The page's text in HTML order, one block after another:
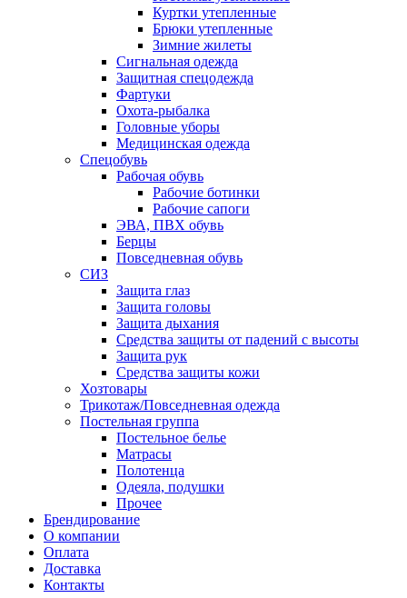
Куртки утепленные
Брюки утепленные
Зимние жилеты
Сигнальная одежда
Защитная спецодежда
Фартуки
Охота-рыбалка
Головные уборы
Медицинская одежда
Спецобувь
Рабочая обувь
Рабочие ботинки
Рабочие сапоги
ЭВА, ПВХ обувь
Берцы
Повседневная обувь
СИЗ
Защита глаз
Защита головы
Защита дыхания
Средства защиты от падений с высоты
Защита рук
Средства защиты кожи
Хозтовары
Трикотаж/Повседневная одежда
Постельная группа
Постельное белье
Матрасы
Полотенца
Одеяла, подушки
Прочее
Брендирование
О компании
Оплата
Доставка
Контакты